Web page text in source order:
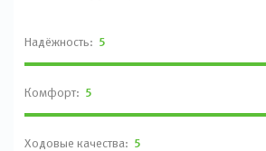
Надёжность: 5
Комфорт: 5
Ходовые качества: 5